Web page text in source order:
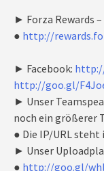
► Forza Rewards
● http://
► Facebook:
http://goo.gl/
► Unser
noch ein größerer
● Die IP/URL
► Unser
● http://goo.gl/